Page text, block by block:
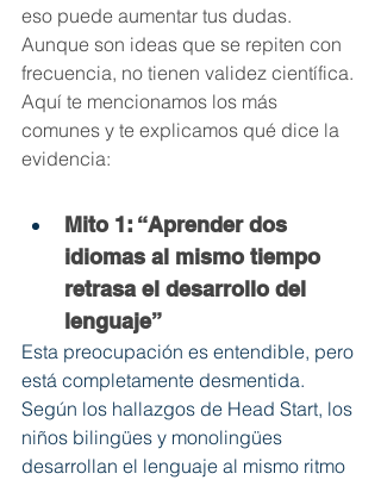
eso puede aumentar tus dudas.
Aunque son ideas que se repiten con
frecuencia, no tienen validez científica.
Aquí te mencionamos los más
comunes y te explicamos qué dice la
evidencia:
Mito 1: “Aprender dos
idiomas al mismo tiempo
retrasa el desarrollo del
lenguaje”
Esta preocupación es entendible, pero
está completamente desmentida.
Según los hallazgos de Head Start, los
niños bilingües y monolingües
desarrollan el lenguaje al mismo ritmo